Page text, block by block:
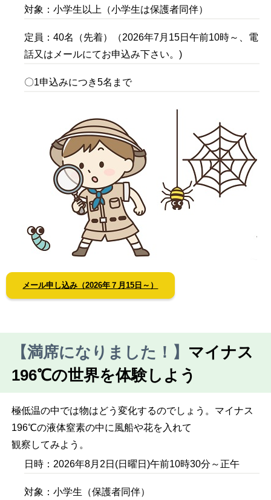
対象：小学生以上（小学生は保護者同伴）
定員：40名（先着）（2026年7月15日午前10時～、電
話又はメールにてお申込み下さい。)
〇1申込みにつき5名まで
メール申し込み（2026年７月15日～）
【満席になりました！】 マイナス
196℃の世界を体験しよう
極低温の中では物はどう変化するのでしょう。マイナス
196℃の液体窒素の中に風船や花を入れて
観察してみよう。
日時：2026年8月2日(日曜日)午前10時30分～正午
対象：小学生（保護者同伴）